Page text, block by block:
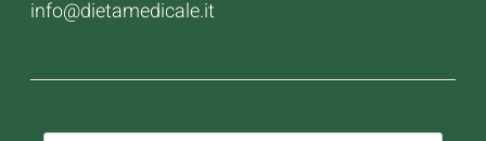
info@dietamedicale.it